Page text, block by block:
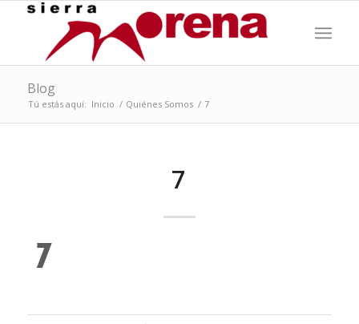
Blog
Tú estás aquí: Inicio / Quiénes Somos / 7
7